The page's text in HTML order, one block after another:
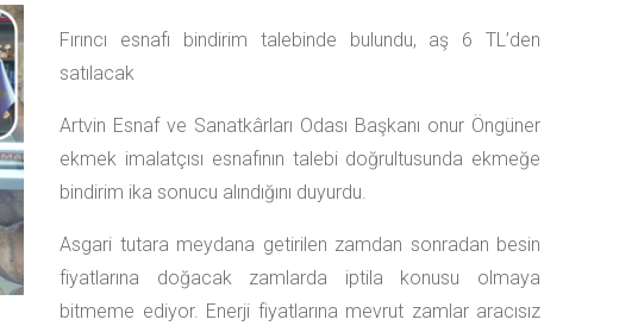
Fırıncı esnafı bindirim talebinde bulundu, aş 6 TL’den
satılacak
Artvin Esnaf ve Sanatkârları Odası Başkanı onur Öngüner
ekmek imalatçısı esnafının talebi doğrultusunda ekmeğe
bindirim ika sonucu alındığını duyurdu.
Asgari tutara meydana getirilen zamdan sonradan besin
fiyatlarına doğacak zamlarda iptila konusu olmaya
bitmeme ediyor. Enerji fiyatlarına mevrut zamlar aracısız